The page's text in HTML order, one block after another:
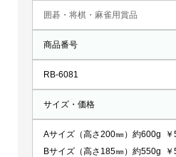
囲碁・将棋・麻雀用賞品
商品番号
RB-6081
サイズ・価格
Aサイズ（高さ200㎜）約600g ￥
Bサイズ（高さ185㎜）約550g ￥